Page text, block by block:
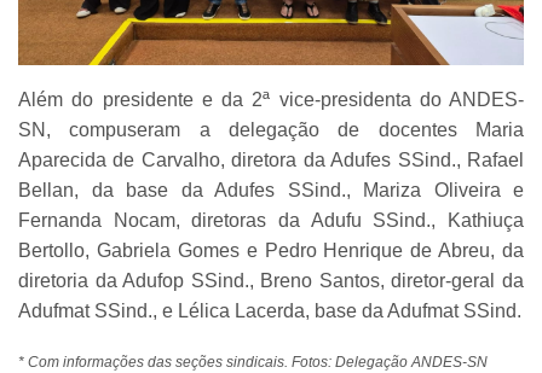
Além do presidente e da 2ª vice-presidenta do ANDES-
SN, compuseram a delegação de docentes Maria
Aparecida de Carvalho, diretora da Adufes SSind., Rafael
Bellan, da base da Adufes SSind., Mariza Oliveira e
Fernanda Nocam, diretoras da Adufu SSind., Kathiuça
Bertollo, Gabriela Gomes e Pedro Henrique de Abreu, da
diretoria da Adufop SSind., Breno Santos, diretor-geral da
Adufmat SSind., e Lélica Lacerda, base da Adufmat SSind.
* Com informações das seções sindicais. Fotos: Delegação ANDES-SN